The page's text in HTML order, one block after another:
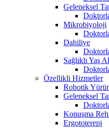
Geleneksel
Mikrobiyoloji
Dahiliye
Sağlıklı Yaş
Özellikli Hizmetler
Robotik
Geleneksel
Konuşma
Ergototerepi